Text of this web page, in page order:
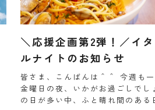
＼応援企画第2弾！／イ
ルナイトのお知らせ
皆さま、こんばんは＾＾ 今週も
金曜日の夜、いかがお過ごしで
の日が多い中、ふと晴れ間のあ